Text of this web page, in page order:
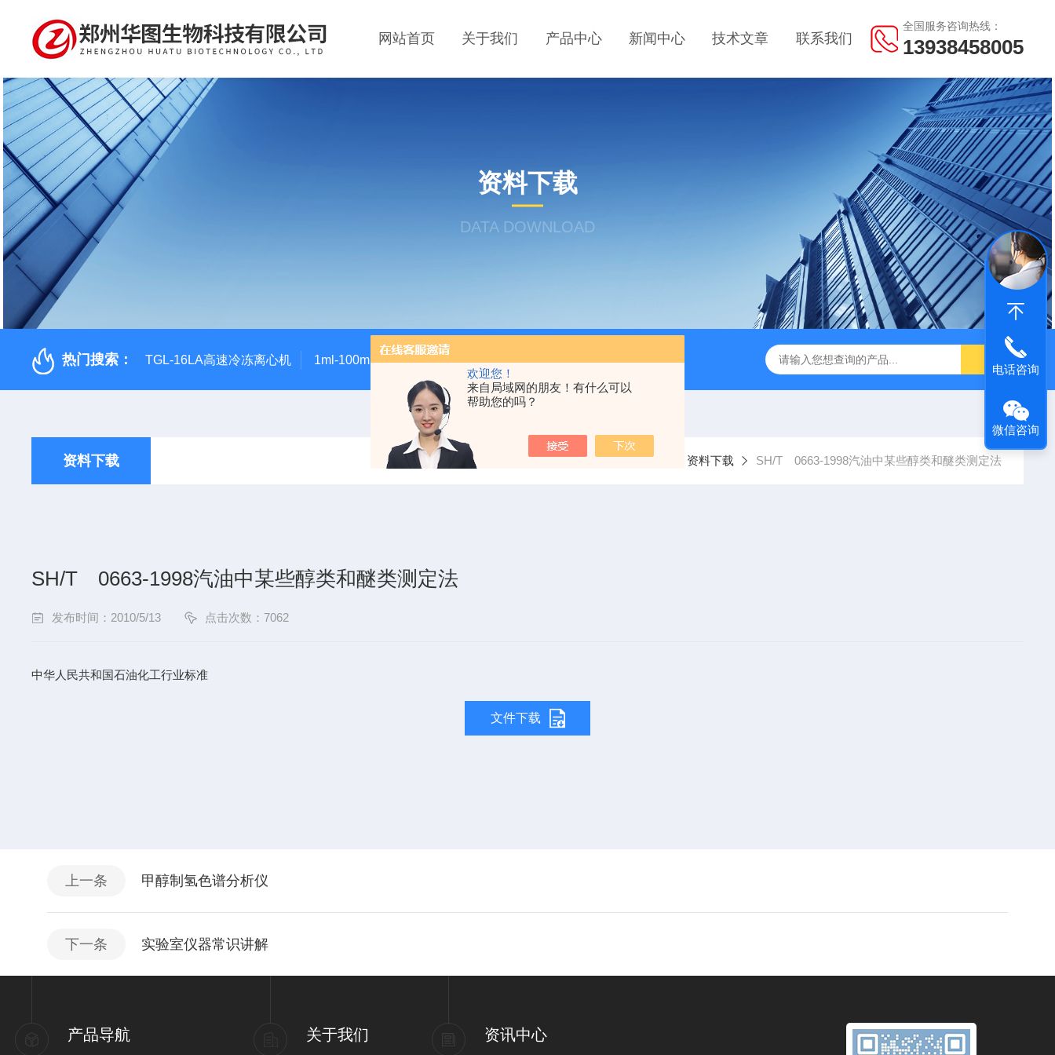
欢迎您！
来自局域网的朋友！有什么可以
帮助您的吗？
全国服务咨询热线：
13938458005
网站首页 关于我们 产品中心 新闻中心 技术文章 联系我们
资料下载
DATA DOWNLOAD
热门搜索： TGL-16LA高速冷冻离心机 1ml-100ml气密性进样针 GWSY-1S高温恒温沙浴锅（300℃/600℃） GC-2060F智能血液中酒精色谱仪，血液酒精检测仪
资料下载 当前位置：首页 资料下载 SH/T 0663-1998汽油中某些醇类和醚类测定法
SH/T 0663-1998汽油中某些醇类和醚类测定法
发布时间：2010/5/13 点击次数：7062
中华人民共和国石油化工行业标准
文件下载
上一条 甲醇制氢色谱分析仪
下一条 实验室仪器常识讲解
产品导航 关于我们 资讯中心
电话咨询
微信咨询